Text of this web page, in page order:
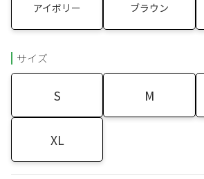
アイボリー ブラウン
サイズ
S M
XL